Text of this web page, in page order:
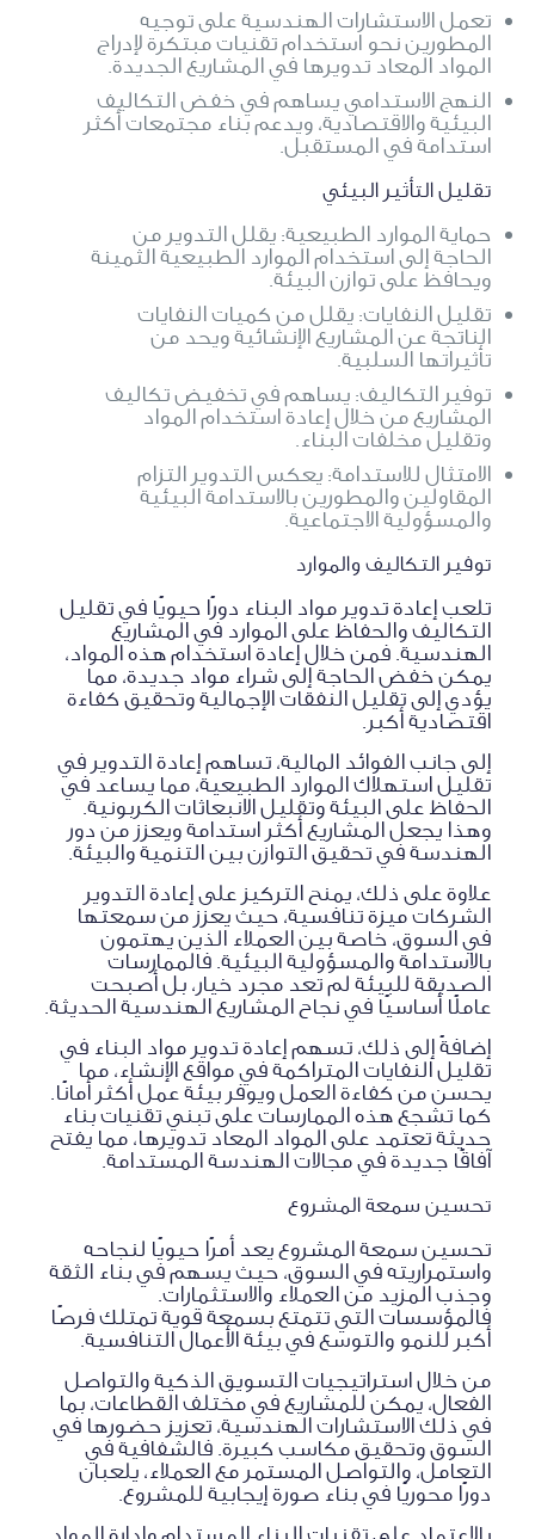
تعمل الاستشارات الهندسية على توجيه
المطورين نحو استخدام تقنيات مبتكرة لإدراج
المواد المعاد تدويرها في المشاريع الجديدة.
النهج الاستدامي يساهم في خفض التكاليف
البيئية والاقتصادية، ويدعم بناء مجتمعات أكثر
استدامة في المستقبل.
تقليل التأثير البيئي
حماية الموارد الطبيعية: يقلل التدوير من
الحاجة إلى استخدام الموارد الطبيعية الثمينة
ويحافظ على توازن البيئة.
تقليل النفايات: يقلل من كميات النفايات
الناتجة عن المشاريع الإنشائية ويحد من
تأثيراتها السلبية.
توفير التكاليف: يساهم في تخفيض تكاليف
المشاريع من خلال إعادة استخدام المواد
وتقليل مخلفات البناء.
الامتثال للاستدامة: يعكس التدوير التزام
المقاولين والمطورين بالاستدامة البيئية
والمسؤولية الاجتماعية.
توفير التكاليف والموارد
تلعب إعادة تدوير مواد البناء دورًا حيويًا في تقليل
التكاليف والحفاظ على الموارد في المشاريع
الهندسية. فمن خلال إعادة استخدام هذه المواد،
يمكن خفض الحاجة إلى شراء مواد جديدة، مما
يؤدي إلى تقليل النفقات الإجمالية وتحقيق كفاءة
اقتصادية أكبر.
إلى جانب الفوائد المالية، تساهم إعادة التدوير في
تقليل استهلاك الموارد الطبيعية، مما يساعد في
الحفاظ على البيئة وتقليل الانبعاثات الكربونية.
وهذا يجعل المشاريع أكثر استدامة ويعزز من دور
الهندسة في تحقيق التوازن بين التنمية والبيئة.
علاوة على ذلك، يمنح التركيز على إعادة التدوير
الشركات ميزة تنافسية، حيث يعزز من سمعتها
في السوق، خاصة بين العملاء الذين يهتمون
بالاستدامة والمسؤولية البيئية. فالممارسات
الصديقة للبيئة لم تعد مجرد خيار، بل أصبحت
عاملًا أساسيًا في نجاح المشاريع الهندسية الحديثة.
إضافةً إلى ذلك، تسهم إعادة تدوير مواد البناء في
تقليل النفايات المتراكمة في مواقع الإنشاء، مما
يحسن من كفاءة العمل ويوفر بيئة عمل أكثر أمانًا.
كما تشجع هذه الممارسات على تبني تقنيات بناء
حديثة تعتمد على المواد المعاد تدويرها، مما يفتح
آفاقًا جديدة في مجالات الهندسة المستدامة.
تحسين سمعة المشروع
تحسين سمعة المشروع يعد أمرًا حيويًا لنجاحه
واستمراريته في السوق، حيث يسهم في بناء الثقة
وجذب المزيد من العملاء والاستثمارات.
فالمؤسسات التي تتمتع بسمعة قوية تمتلك فرصًا
أكبر للنمو والتوسع في بيئة الأعمال التنافسية.
من خلال استراتيجيات التسويق الذكية والتواصل
الفعال، يمكن للمشاريع في مختلف القطاعات، بما
في ذلك الاستشارات الهندسية، تعزيز حضورها في
السوق وتحقيق مكاسب كبيرة. فالشفافية في
التعامل، والتواصل المستمر مع العملاء، يلعبان
دورًا محوريًا في بناء صورة إيجابية للمشروع.